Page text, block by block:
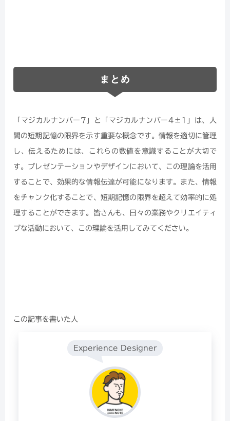
まとめ
「マジカルナンバー7」と「マジカルナンバー4±1」は、人
間の短期記憶の限界を示す重要な概念です。情報を適切に管理
し、伝えるためには、これらの数値を意識することが大切で
す。プレゼンテーションやデザインにおいて、この理論を活用
することで、効果的な情報伝達が可能になります。また、情報
をチャンク化することで、短期記憶の限界を超えて効率的に処
理することができます。皆さんも、日々の業務やクリエイティ
ブな活動において、この理論を活用してみてください。
この記事を書いた人
Experience Designer